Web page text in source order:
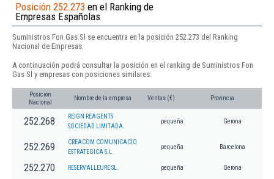
Posición 252.273 en el Ranking de
Empresas Españolas
Suministros Fon Gas Sl se encuentra en la posición 252.273 del Ranking
Nacional de Empresas.
A continuación podrá consultar la posición en el ranking de Suministros Fon
Gas Sl y empresas con posiciones similares:
Posición
Nacional
Nombre de la empresa Ventas (€) Provincia
252.268
REIGN REAGENTS
SOCIEDAD LIMITADA.
pequeña Gerona
252.269
CREACOM COMUNICACIO
ESTRATEGICA S.L.
pequeña Barcelona
252.270 RESERVALLEURE SL. pequeña Gerona